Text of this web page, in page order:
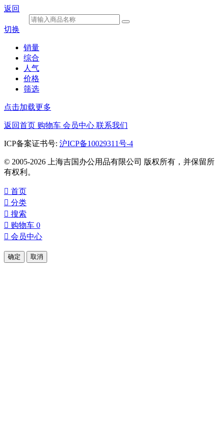
返回
切换
销量
综合
人气
价格
筛选
点击加载更多
返回首页 购物车 会员中心 联系我们
ICP备案证书号: 沪ICP备10029311号-4
© 2005-2026 上海吉国办公用品有限公司 版权所有，并保留所
有权利。
 首页
 分类
 搜索
 购物车 0
 会员中心
确定 取消